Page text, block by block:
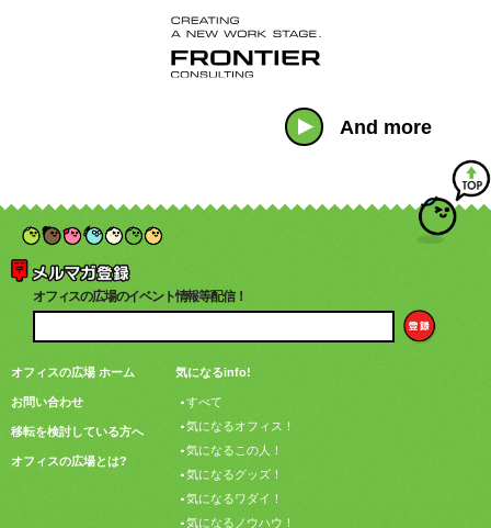
And more
オフィスの広場のイベント情報等配信！
オフィスの広場 ホーム
お問い合わせ
移転を検討している方へ
オフィスの広場とは?
気になるinfo!
すべて
気になるオフィス！
気になるこの人！
気になるグッズ！
気になるワダイ！
気になるノウハウ！